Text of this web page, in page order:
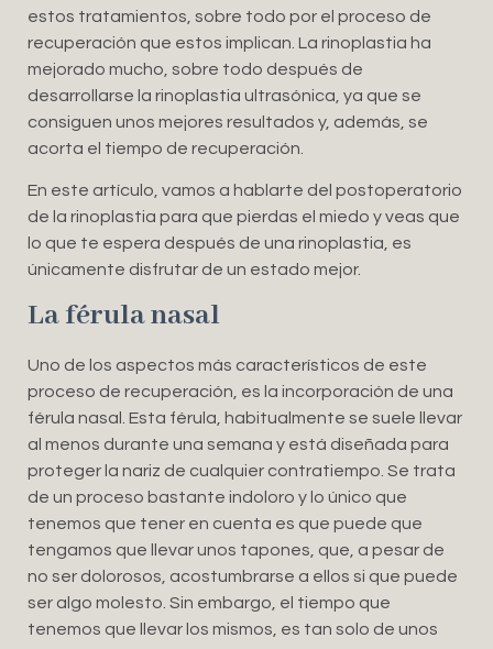
estos tratamientos, sobre todo por el proceso de
recuperación que estos implican. La rinoplastia ha
mejorado mucho, sobre todo después de
desarrollarse la rinoplastia ultrasónica, ya que se
consiguen unos mejores resultados y, además, se
acorta el tiempo de recuperación.
En este artículo, vamos a hablarte del postoperatorio
de la rinoplastia para que pierdas el miedo y veas que
lo que te espera después de una rinoplastia, es
únicamente disfrutar de un estado mejor.
La férula nasal
Uno de los aspectos más característicos de este
proceso de recuperación, es la incorporación de una
férula nasal. Esta férula, habitualmente se suele llevar
al menos durante una semana y está diseñada para
proteger la nariz de cualquier contratiempo. Se trata
de un proceso bastante indoloro y lo único que
tenemos que tener en cuenta es que puede que
tengamos que llevar unos tapones, que, a pesar de
no ser dolorosos, acostumbrarse a ellos si que puede
ser algo molesto. Sin embargo, el tiempo que
tenemos que llevar los mismos, es tan solo de unos